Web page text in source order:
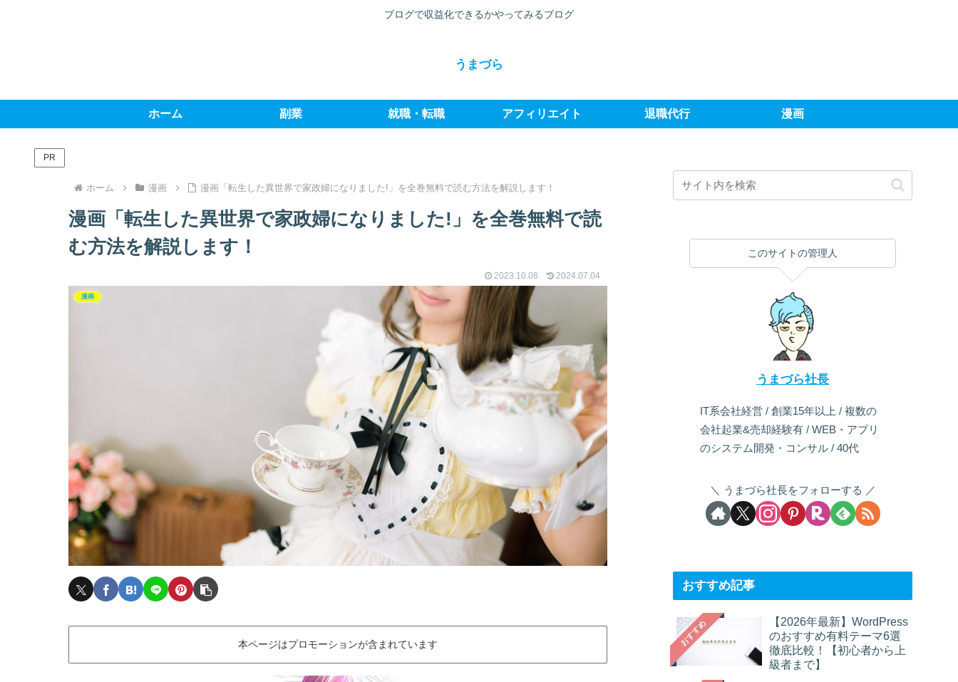
ブログで収益化できるかやってみるブログ
うまづら
ホーム 副業 就職・転職 アフィリエイト 退職代行 漫画
PR
ホーム 漫画 漫画「転生した異世界で家政婦になりました!」を全巻無料で読む方法を解説します！
漫画「転生した異世界で家政婦になりました!」を全巻無料で読
む方法を解説します！
2023.10.08 2024.07.04
漫画
本ページはプロモーションが含まれています
このサイトの管理人
うまづら社長
IT系会社経営 / 創業15年以上 / 複数の
会社起業&売却経験有 / WEB・アプリ
のシステム開発・コンサル / 40代
うまづら社長をフォローする
おすすめ記事
おすすめ
【2026年最新】WordPress
のおすすめ有料テーマ6選
徹底比較！【初心者から上
級者まで】